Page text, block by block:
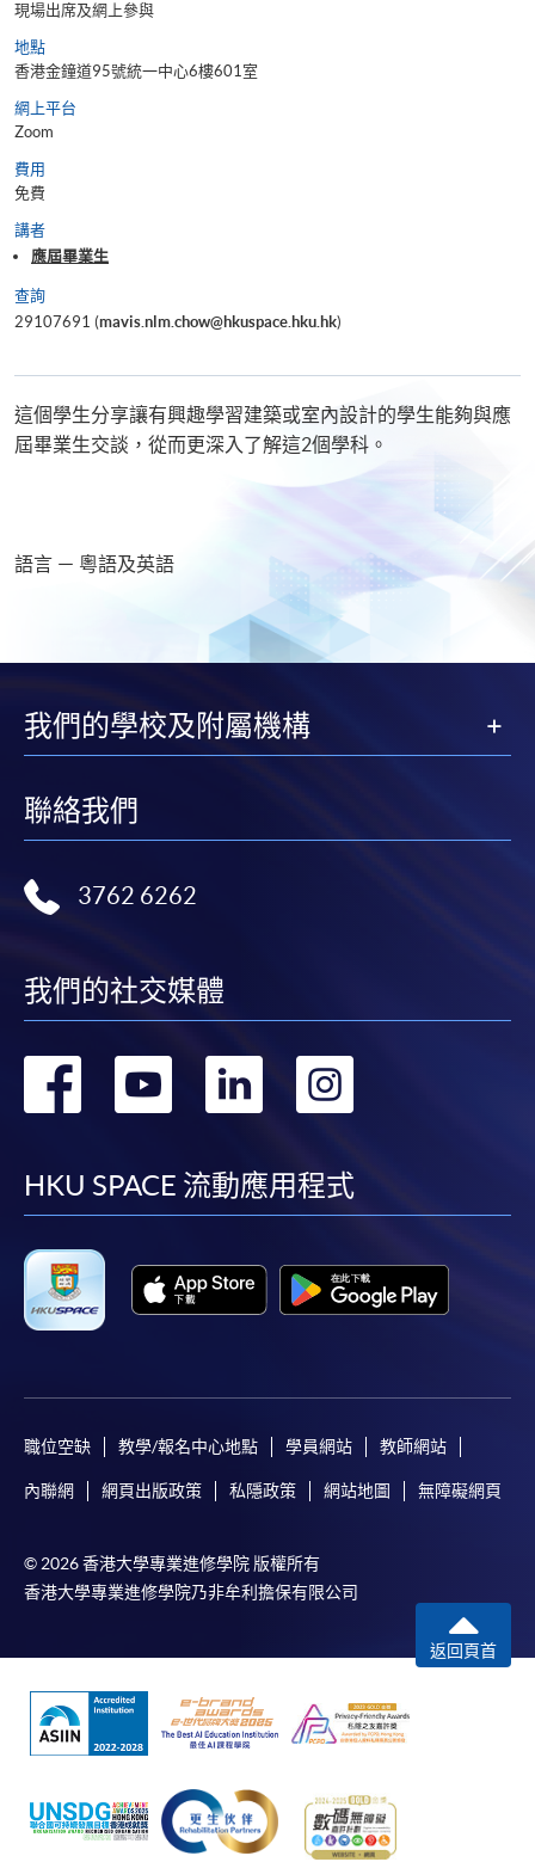
現場出席及網上參與
地點
香港金鐘道95號統一中心6樓601室
網上平台
Zoom
費用
免費
講者
應屆畢業生
查詢
29107691 (mavis.nlm.chow@hkuspace.hku.hk)
這個學生分享讓有興趣學習建築或室內設計的學生能夠與應
屆畢業生交談，從而更深入了解這2個學科。
語言 － 粵語及英語
我們的學校及附屬機構
聯絡我們
3762 6262
我們的社交媒體
轉
facebook
轉
youtube
轉
linkedin
轉
HKU SPACE 流動應用程式
職位空缺 教學/報名中心地點 學員網站 教師網站
內聯網 網頁出版政策 私隱政策 網站地圖 無障礙網頁
© 2026 香港大學專業進修學院 版權所有
香港大學專業進修學院乃非牟利擔保有限公司
返回頁首